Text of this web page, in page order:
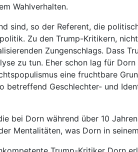
Wahlverhalten.
sind, so der Referent, die
Zu den Trump-Kritikern,
Zungenschlags. Dass
zu tun. Eher schon lag für
eine fruchtbare
betreffend Geschlechter- und
bei Dorn während über 10
Mentalitäten, was Dorn in